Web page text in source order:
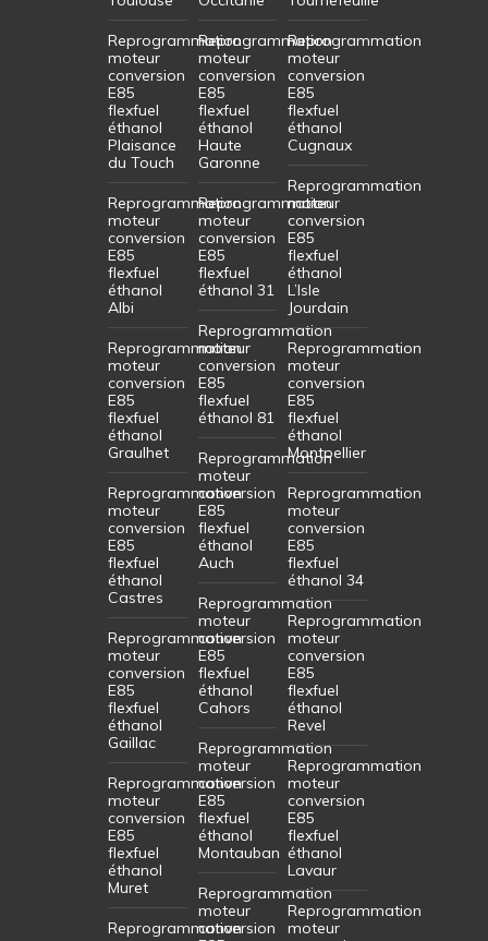
Reprogrammation
moteur
conversion
E85
flexfuel
éthanol
Plaisance
du Touch
Reprogrammation
moteur
conversion
E85
flexfuel
éthanol
Albi
Reprogrammation
moteur
conversion
E85
flexfuel
éthanol
Graulhet
Reprogrammation
moteur
conversion
E85
flexfuel
éthanol
Castres
Reprogrammation
moteur
conversion
E85
flexfuel
éthanol
Gaillac
Reprogrammation
moteur
conversion
E85
flexfuel
éthanol
Muret
Reprogrammation
Reprogrammation
moteur
conversion
E85
flexfuel
éthanol
Haute
Garonne
Reprogrammation
moteur
conversion
E85
flexfuel
éthanol 31
Reprogrammation
moteur
conversion
E85
flexfuel
éthanol 81
Reprogrammation
moteur
conversion
E85
flexfuel
éthanol
Auch
Reprogrammation
moteur
conversion
E85
flexfuel
éthanol
Cahors
Reprogrammation
moteur
conversion
E85
flexfuel
éthanol
Montauban
Reprogrammation
moteur
conversion
Reprogrammation
moteur
conversion
E85
flexfuel
éthanol
Cugnaux
Reprogrammation
moteur
conversion
E85
flexfuel
éthanol
L’Isle
Jourdain
Reprogrammation
moteur
conversion
E85
flexfuel
éthanol
Montpellier
Reprogrammation
moteur
conversion
E85
flexfuel
éthanol 34
Reprogrammation
moteur
conversion
E85
flexfuel
éthanol
Revel
Reprogrammation
moteur
conversion
E85
flexfuel
éthanol
Lavaur
Reprogrammation
moteur